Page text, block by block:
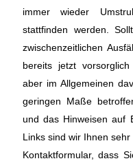
immer wieder
stattfinden werden.
zwischenzeitlichen
bereits jetzt
aber im Allgemeinen
geringen Maße
und das Hinweisen auf
Links sind wir Ihnen
Kontaktformular, dass